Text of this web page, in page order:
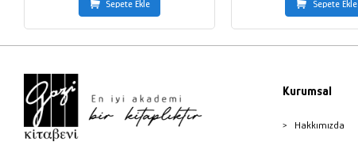
Sepete Ekle Sepete Ekle
Kurumsal
Hakkımızda